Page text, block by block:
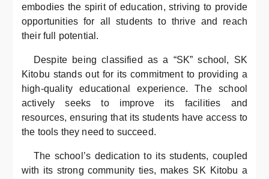
embodies the spirit of education, striving to provide
opportunities for all students to thrive and reach
their full potential.
Despite being classified as a “SK” school, SK
Kitobu stands out for its commitment to providing a
high-quality educational experience. The school
actively seeks to improve its facilities and
resources, ensuring that its students have access to
the tools they need to succeed.
The school’s dedication to its students, coupled
with its strong community ties, makes SK Kitobu a